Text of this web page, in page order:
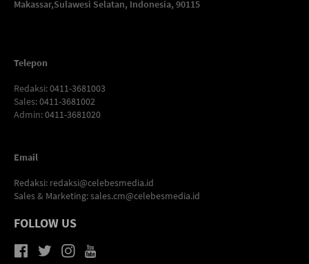
Makassar,Sulawesi Selatan, Indonesia, 90115
Telepon
Redaksi: 0411-3681003
Sales: 0411-3681002
Admin: 0411-3681020
Email
Redaksi: redaksi@celebesmedia.id
Sales & Marketing:sales.cm@celebesmedia.id
FOLLOW US